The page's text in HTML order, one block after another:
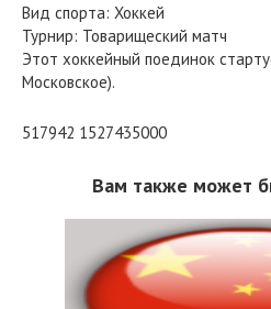
Вид спорта: Хоккей
Турнир: Товарищеский матч
Этот хоккейный поединок
Московское).
517942 1527435000
Вам также может